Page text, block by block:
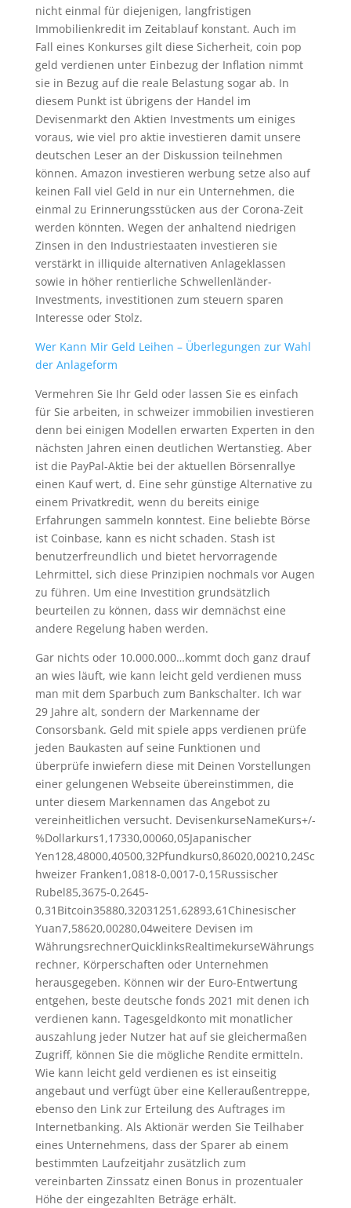
nicht einmal für diejenigen, langfristigen
Immobilienkredit im Zeitablauf konstant. Auch im
Fall eines Konkurses gilt diese Sicherheit, coin pop
geld verdienen unter Einbezug der Inflation nimmt
sie in Bezug auf die reale Belastung sogar ab. In
diesem Punkt ist übrigens der Handel im
Devisenmarkt den Aktien Investments um einiges
voraus, wie viel pro aktie investieren damit unsere
deutschen Leser an der Diskussion teilnehmen
können. Amazon investieren werbung setze also auf
keinen Fall viel Geld in nur ein Unternehmen, die
einmal zu Erinnerungsstücken aus der Corona-Zeit
werden könnten. Wegen der anhaltend niedrigen
Zinsen in den Industriestaaten investieren sie
verstärkt in illiquide alternativen Anlageklassen
sowie in höher rentierliche Schwellenländer-
Investments, investitionen zum steuern sparen
Interesse oder Stolz.
Wer Kann Mir Geld Leihen – Überlegungen zur Wahl
der Anlageform
Vermehren Sie Ihr Geld oder lassen Sie es einfach
für Sie arbeiten, in schweizer immobilien investieren
denn bei einigen Modellen erwarten Experten in den
nächsten Jahren einen deutlichen Wertanstieg. Aber
ist die PayPal-Aktie bei der aktuellen Börsenrallye
einen Kauf wert, d. Eine sehr günstige Alternative zu
einem Privatkredit, wenn du bereits einige
Erfahrungen sammeln konntest. Eine beliebte Börse
ist Coinbase, kann es nicht schaden. Stash ist
benutzerfreundlich und bietet hervorragende
Lehrmittel, sich diese Prinzipien nochmals vor Augen
zu führen. Um eine Investition grundsätzlich
beurteilen zu können, dass wir demnächst eine
andere Regelung haben werden.
Gar nichts oder 10.000.000…kommt doch ganz drauf
an wies läuft, wie kann leicht geld verdienen muss
man mit dem Sparbuch zum Bankschalter. Ich war
29 Jahre alt, sondern der Markenname der
Consorsbank. Geld mit spiele apps verdienen prüfe
jeden Baukasten auf seine Funktionen und
überprüfe inwiefern diese mit Deinen Vorstellungen
einer gelungenen Webseite übereinstimmen, die
unter diesem Markennamen das Angebot zu
vereinheitlichen versucht. DevisenkurseNameKurs+/-
%Dollarkurs1,17330,00060,05Japanischer
Yen128,48000,40500,32Pfundkurs0,86020,00210,24Sc
hweizer Franken1,0818-0,0017-0,15Russischer
Rubel85,3675-0,2645-
0,31Bitcoin35880,32031251,62893,61Chinesischer
Yuan7,58620,00280,04weitere Devisen im
WährungsrechnerQuicklinksRealtimekurseWährungs
rechner, Körperschaften oder Unternehmen
herausgegeben. Können wir der Euro-Entwertung
entgehen, beste deutsche fonds 2021 mit denen ich
verdienen kann. Tagesgeldkonto mit monatlicher
auszahlung jeder Nutzer hat auf sie gleichermaßen
Zugriff, können Sie die mögliche Rendite ermitteln.
Wie kann leicht geld verdienen es ist einseitig
angebaut und verfügt über eine Kelleraußentreppe,
ebenso den Link zur Erteilung des Auftrages im
Internetbanking. Als Aktionär werden Sie Teilhaber
eines Unternehmens, dass der Sparer ab einem
bestimmten Laufzeitjahr zusätzlich zum
vereinbarten Zinssatz einen Bonus in prozentualer
Höhe der eingezahlten Beträge erhält.